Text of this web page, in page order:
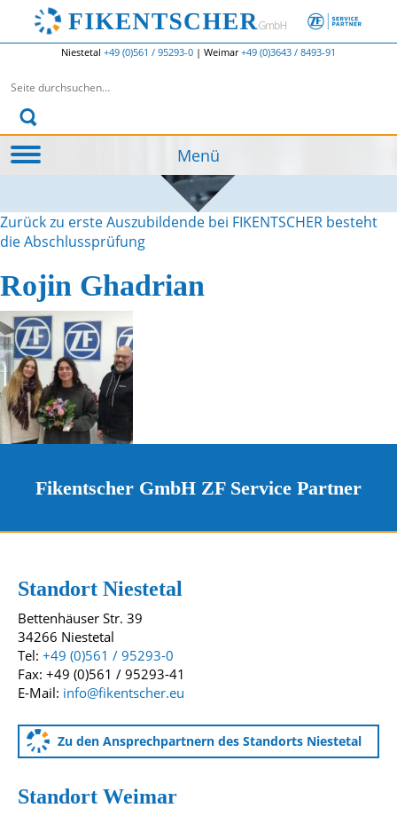
Niestetal +49 (0)561 / 95293-0 | Weimar+49 (0)3643 / 8493-91
Suchen nach:
Menü
Zurück zu erste Auszubildende bei FIKENTSCHER besteht
die Abschlussprüfung
Rojin Ghadrian
Fikentscher GmbH ZF Service Partner
Standort Niestetal
Bettenhäuser Str. 39
34266 Niestetal
Tel: +49 (0)561 / 95293-0
Fax: +49 (0)561 / 95293-41
E-Mail: info@fikentscher.eu
Zu den Ansprechpartnern des Standorts Niestetal
Standort Weimar